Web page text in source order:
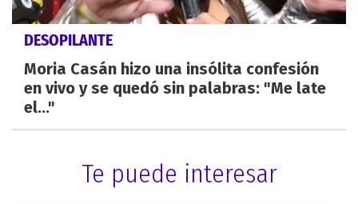
DESOPILANTE
Moria Casán hizo una insólita confesión
en vivo y se quedó sin palabras: "Me late
el..."
Te puede interesar